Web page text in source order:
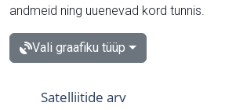
andmeid ning uuenevad kord tunnis.
Vali graafiku tüüp
Satelliitide arv